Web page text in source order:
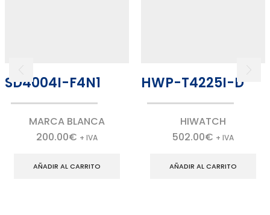
SD4004I-F4N1
MARCA BLANCA
200.00€ + IVA
AÑADIR AL CARRITO
HWP-T4225I-D
HIWATCH
502.00€ + IVA
AÑADIR AL CARRITO